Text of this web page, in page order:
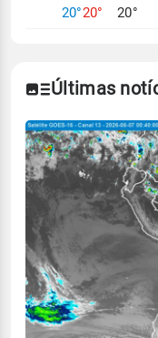
20°20°
20°
Últimas